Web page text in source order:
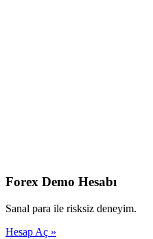
Forex Demo Hesabı
Sanal para ile risksiz deneyim.
Hesap Aç »